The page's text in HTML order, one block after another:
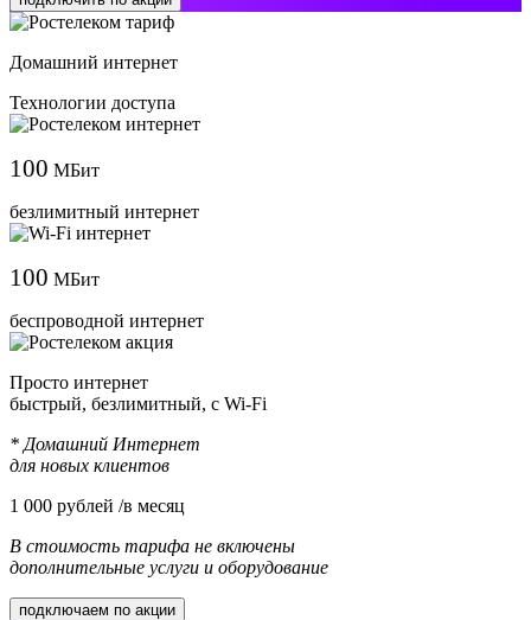
Домашний интернет
Технологии доступа
100 МБит
безлимитный интернет
100 МБит
беспроводной интернет
Просто интернет
быстрый, безлимитный, с Wi-Fi
* Домашний Интернет
для новых клиентов
1 000 рублей /в месяц
В стоимость тарифа не включены
дополнительные услуги и оборудование
подключаем по акции